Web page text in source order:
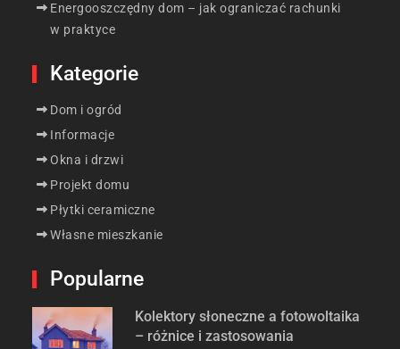
Energooszczędny dom – jak ograniczać rachunki
w praktyce
Kategorie
Dom i ogród
Informacje
Okna i drzwi
Projekt domu
Płytki ceramiczne
Własne mieszkanie
Popularne
Kolektory słoneczne a fotowoltaika
– różnice i zastosowania